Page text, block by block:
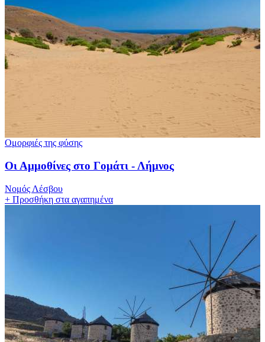
Ομορφιές της φύσης
Οι Αμμοθίνες στο Γομάτι - Λήμνος
Νομός Λέσβου
+ Προσθήκη στα αγαπημένα